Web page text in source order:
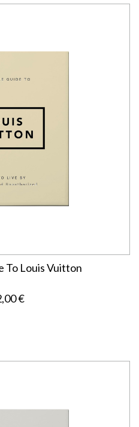
To Louis Vuitton
€